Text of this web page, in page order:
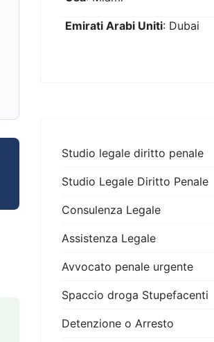
Emirati Arabi Uniti: Dubai
Studio legale diritto penale
Studio Legale Diritto Penale
Consulenza Legale
Assistenza Legale
Avvocato penale urgente
Spaccio droga Stupefacenti
Detenzione o Arresto